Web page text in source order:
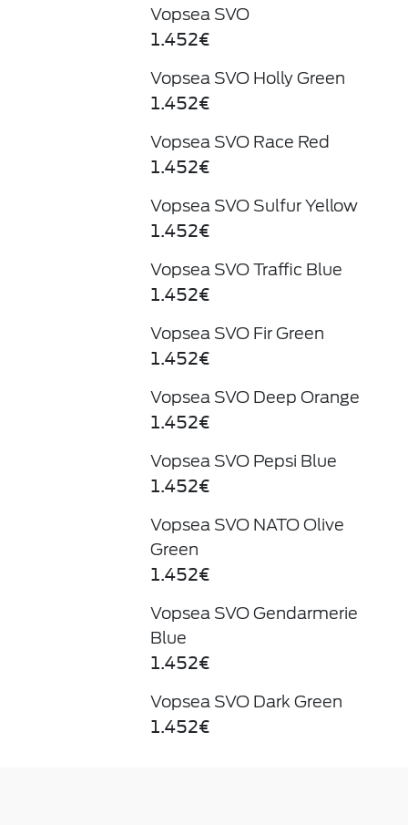
Vopsea SVO
1.452€
Vopsea SVO Holly Green
1.452€
Vopsea SVO Race Red
1.452€
Vopsea SVO Sulfur Yellow
1.452€
Vopsea SVO Traffic Blue
1.452€
Vopsea SVO Fir Green
1.452€
Vopsea SVO Deep Orange
1.452€
Vopsea SVO Pepsi Blue
1.452€
Vopsea SVO NATO Olive
Green
1.452€
Vopsea SVO Gendarmerie
Blue
1.452€
Vopsea SVO Dark Green
1.452€